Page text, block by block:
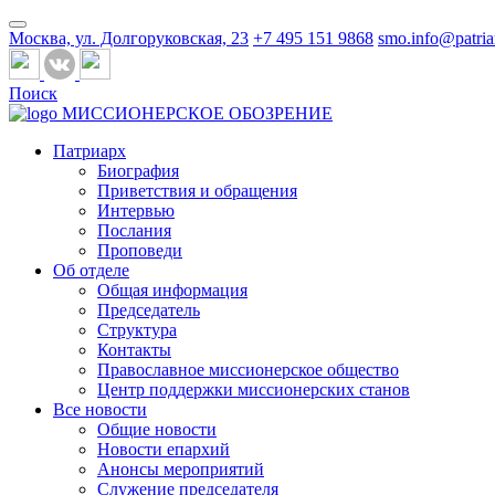
Москва, ул. Долгоруковская, 23 +7 495 151 9868
Поиск
МИССИОНЕРСКОЕ ОБОЗРЕНИЕ
Патриарх
Биография
Приветствия и обращения
Интервью
Послания
Проповеди
Об отделе
Общая информация
Председатель
Структура
Контакты
Православное миссионерское общество
Центр поддержки миссионерских станов
Все новости
Общие новости
Новости епархий
Анонсы мероприятий
Служение председателя